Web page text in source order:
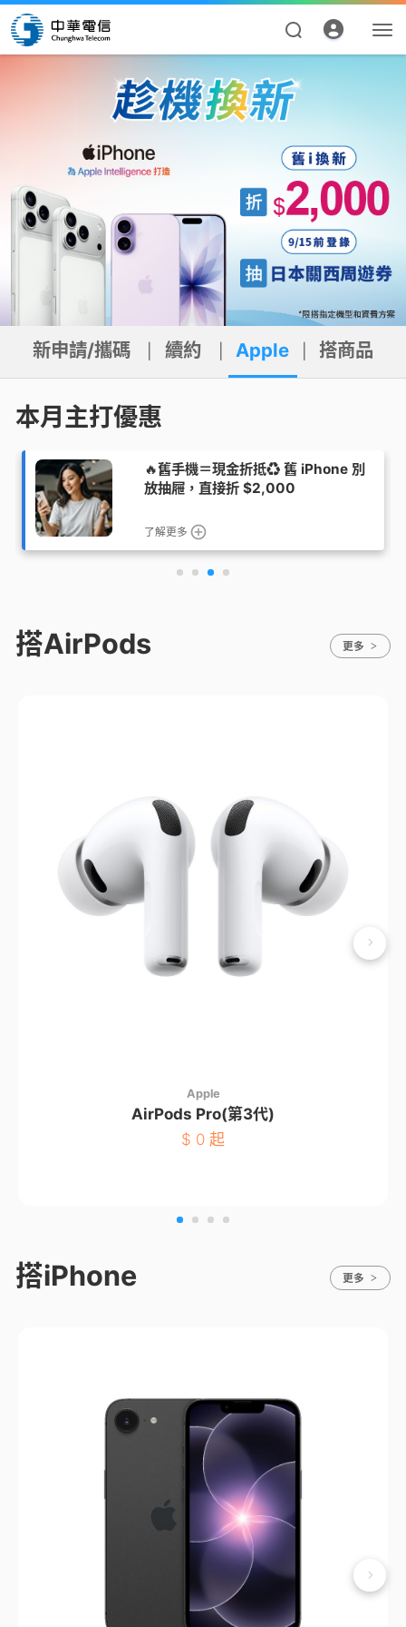
資費合約
申請查詢
新申請/攜碼 續約 Apple 搭商品
新申請/攜碼 | 續約 | Apple |
本月主打優惠
🔥舊手機＝現金折抵♻️ 舊 iPhone 別
放抽屜，直接折 $2,000
了解更多
搭AirPods 更多
Apple
AirPods Pro(第3代)
$ 0 起
搭iPhone 更多